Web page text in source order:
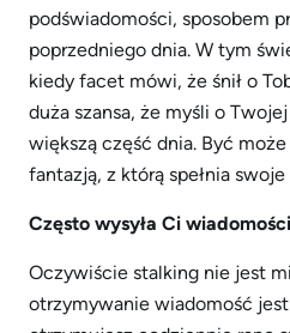
podświadomości, sposobem
poprzedniego dnia. W tym
kiedy facet mówi, że śnił o
duża szansa, że ​​myśli o
większą część dnia. Być
fantazją, z którą spełnia
Często wysyła Ci wiadomości
Oczywiście stalking nie jest
otrzymywanie wiadomość jest